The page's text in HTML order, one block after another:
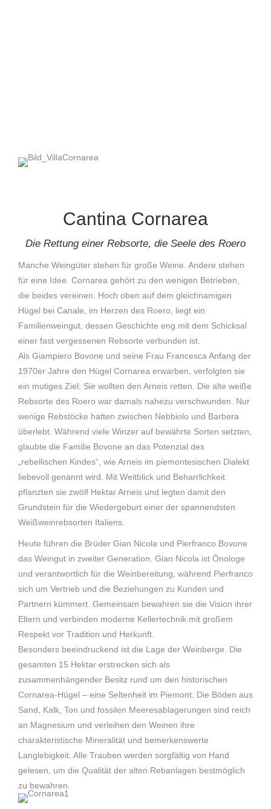
Cantina Cornarea
Die Rettung einer Rebsorte, die Seele des Roero
Manche Weingüter stehen für große Weine. Andere stehen
für eine Idee. Cornarea gehört zu den wenigen Betrieben,
die beides vereinen. Hoch oben auf dem gleichnamigen
Hügel bei Canale, im Herzen des Roero, liegt ein
Familienweingut, dessen Geschichte eng mit dem Schicksal
einer fast vergessenen Rebsorte verbunden ist.
Als Giampiero Bovone und seine Frau Francesca Anfang der
1970er Jahre den Hügel Cornarea erwarben, verfolgten sie
ein mutiges Ziel: Sie wollten den Arneis retten. Die alte weiße
Rebsorte des Roero war damals nahezu verschwunden. Nur
wenige Rebstöcke hatten zwischen Nebbiolo und Barbera
überlebt. Während viele Winzer auf bewährte Sorten setzten,
glaubte die Familie Bovone an das Potenzial des
„rebellischen Kindes“, wie Arneis im piemontesischen Dialekt
liebevoll genannt wird. Mit Weitblick und Beharrlichkeit
pflanzten sie zwölf Hektar Arneis und legten damit den
Grundstein für die Wiedergeburt einer der spannendsten
Weißweinrebsorten Italiens.
Heute führen die Brüder Gian Nicola und Pierfranco Bovone
das Weingut in zweiter Generation. Gian Nicola ist Önologe
und verantwortlich für die Weinbereitung, während Pierfranco
sich um Vertrieb und die Beziehungen zu Kunden und
Partnern kümmert. Gemeinsam bewahren sie die Vision ihrer
Eltern und verbinden moderne Kellertechnik mit großem
Respekt vor Tradition und Herkunft.
Besonders beeindruckend ist die Lage der Weinberge. Die
gesamten 15 Hektar erstrecken sich als
zusammenhängender Besitz rund um den historischen
Cornarea-Hügel – eine Seltenheit im Piemont. Die Böden aus
Sand, Kalk, Ton und fossilen Meeresablagerungen sind reich
an Magnesium und verleihen den Weinen ihre
charakteristische Mineralität und bemerkenswerte
Langlebigkeit. Alle Trauben werden sorgfältig von Hand
gelesen, um die Qualität der alten Rebanlagen bestmöglich
zu bewahren.